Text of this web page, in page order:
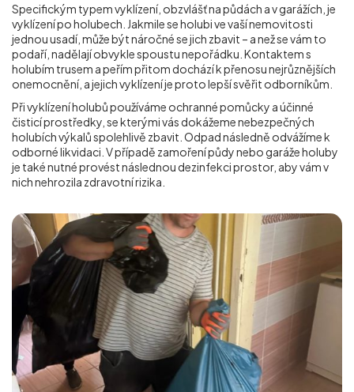
Specifickým typem vyklízení, obzvlášť na půdách a v garážích, je
vyklízení po holubech. Jakmile se holubi ve vaší nemovitosti
jednou usadí, může být náročné se jich zbavit – a než se vám to
podaří, nadělají obvykle spoustu nepořádku. Kontaktem s
holubím trusem a peřím přitom dochází k přenosu nejrůznějších
onemocnění, a jejich vyklízení je proto lepší svěřit odborníkům.
Při vyklízení holubů používáme ochranné pomůcky a účinné
čisticí prostředky, se kterými vás dokážeme nebezpečných
holubích výkalů spolehlivě zbavit. Odpad následně odvážíme k
odborné likvidaci. V případě zamoření půdy nebo garáže holuby
je také nutné provést následnou dezinfekci prostor, aby vám v
nich nehrozila zdravotní rizika.